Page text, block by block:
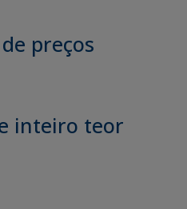
preços
inteiro teor